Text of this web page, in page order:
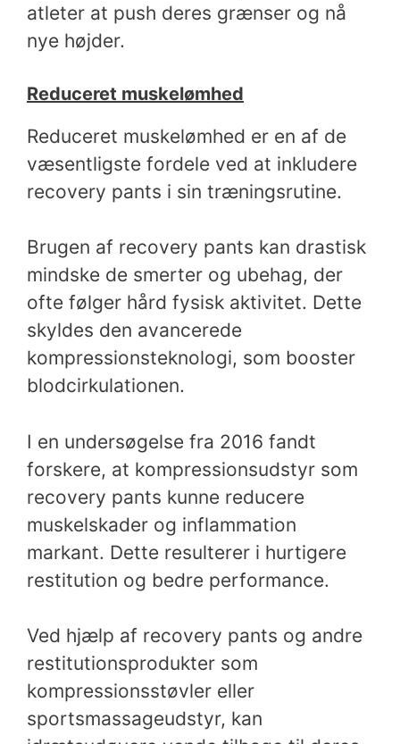
atleter at push deres grænser og nå
nye højder.
Reduceret muskelømhed
Reduceret muskelømhed er en af de
væsentligste fordele ved at inkludere
recovery pants i sin træningsrutine.
Brugen af recovery pants kan drastisk
mindske de smerter og ubehag, der
ofte følger hård fysisk aktivitet. Dette
skyldes den avancerede
kompressionsteknologi, som booster
blodcirkulationen.
I en undersøgelse fra 2016 fandt
forskere, at kompressionsudstyr som
recovery pants kunne reducere
muskelskader og inflammation
markant. Dette resulterer i hurtigere
restitution og bedre performance.
Ved hjælp af recovery pants og andre
restitutionsprodukter som
kompressionsstøvler eller
sportsmassageudstyr, kan